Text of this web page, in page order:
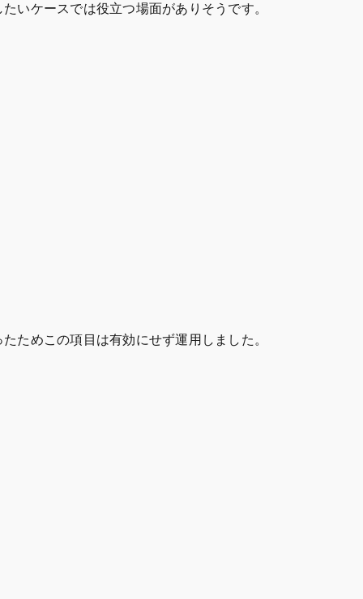
いケースでは役立つ場面がありそうです。
ためこの項目は有効にせず運用しました。